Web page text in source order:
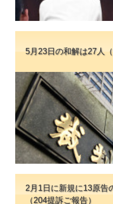
5月23日の和解は27人
2月1日に新規に13原告
（204提訴ご報告）